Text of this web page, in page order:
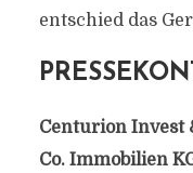
entschied das
Centurion Invest
Co. Immobilien